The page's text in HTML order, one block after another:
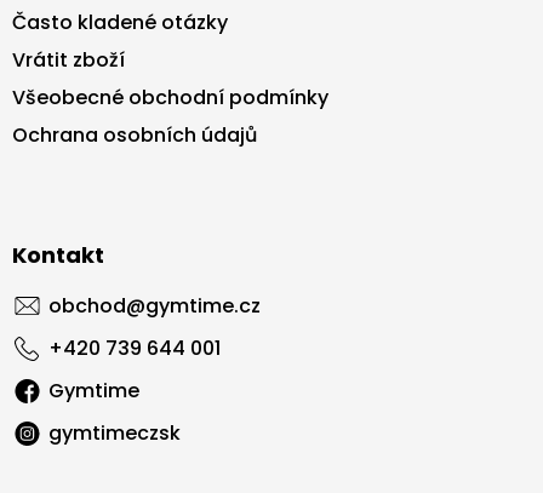
Často kladené otázky
Vrátit zboží
Všeobecné obchodní podmínky
Ochrana osobních údajů
Kontakt
obchod@gymtime.cz
+420 739 644 001
Gymtime
gymtimeczsk